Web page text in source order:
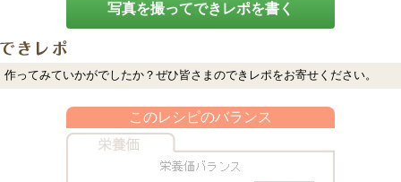
写真を撮ってできレポを書く
作ってみていかがでしたか？ぜひ皆さまのできレポをお寄せください。
このレシピのバランス